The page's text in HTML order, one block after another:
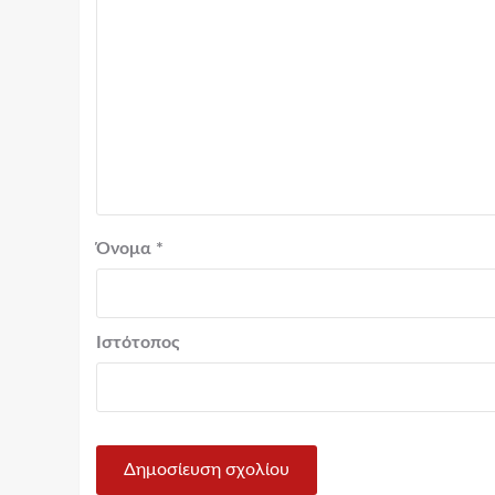
Όνομα *
Ιστότοπος